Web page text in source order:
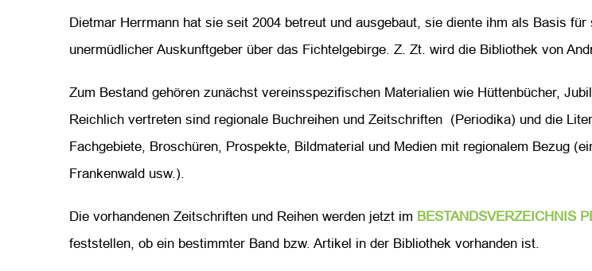
Dietmar Herrmann hat sie seit 2004 betreut und ausgebaut, sie diente ihm als Basis
unermüdlicher Auskunftgeber über das Fichtelgebirge. Z. Zt. wird die Bibliothek von
Zum Bestand gehören zunächst vereinsspezifischen Materialien wie Hüttenbücher,
Reichlich vertreten sind regionale Buchreihen und Zeitschriften (Periodika) und die
Fachgebiete, Broschüren, Prospekte, Bildmaterial und Medien mit regionalem Bezug
Frankenwald usw.).
Die vorhandenen Zeitschriften und Reihen werden jetzt im BESTANDSVERZEICHNIS
feststellen, ob ein bestimmter Band bzw. Artikel in der Bibliothek vorhanden ist.